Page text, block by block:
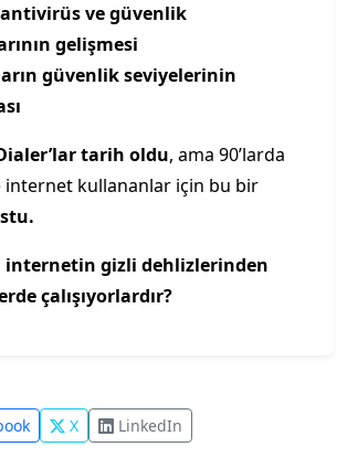
ve güvenlik
gelişmesi
güvenlik seviyelerinin
tarih oldu, ama 90’larda
internet kullananlar için bu bir
internetin gizli dehlizlerinden
çalışıyorlardır?
X LinkedIn